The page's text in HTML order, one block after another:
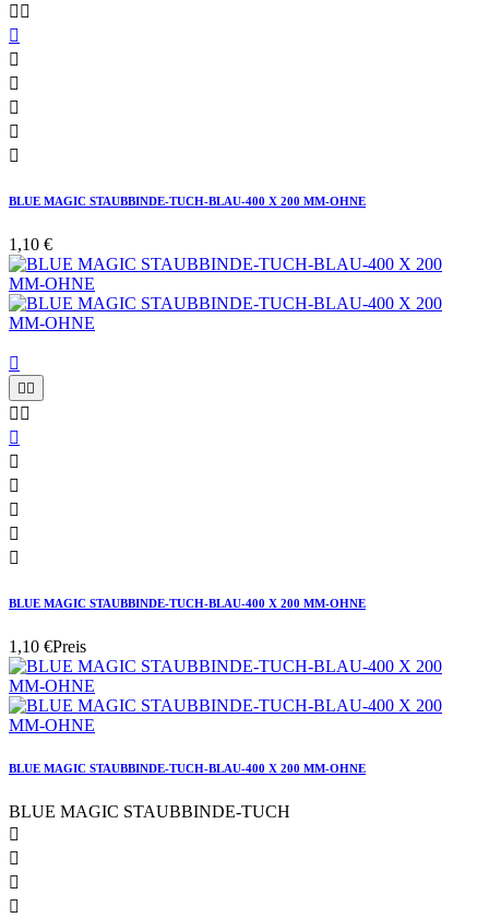
 






BLUE MAGIC STAUBBINDE-TUCH-BLAU-400 X 200 MM-OHNE
1,10 €


 






BLUE MAGIC STAUBBINDE-TUCH-BLAU-400 X 200 MM-OHNE
1,10 €Preis
BLUE MAGIC STAUBBINDE-TUCH-BLAU-400 X 200 MM-OHNE
BLUE MAGIC STAUBBINDE-TUCH



